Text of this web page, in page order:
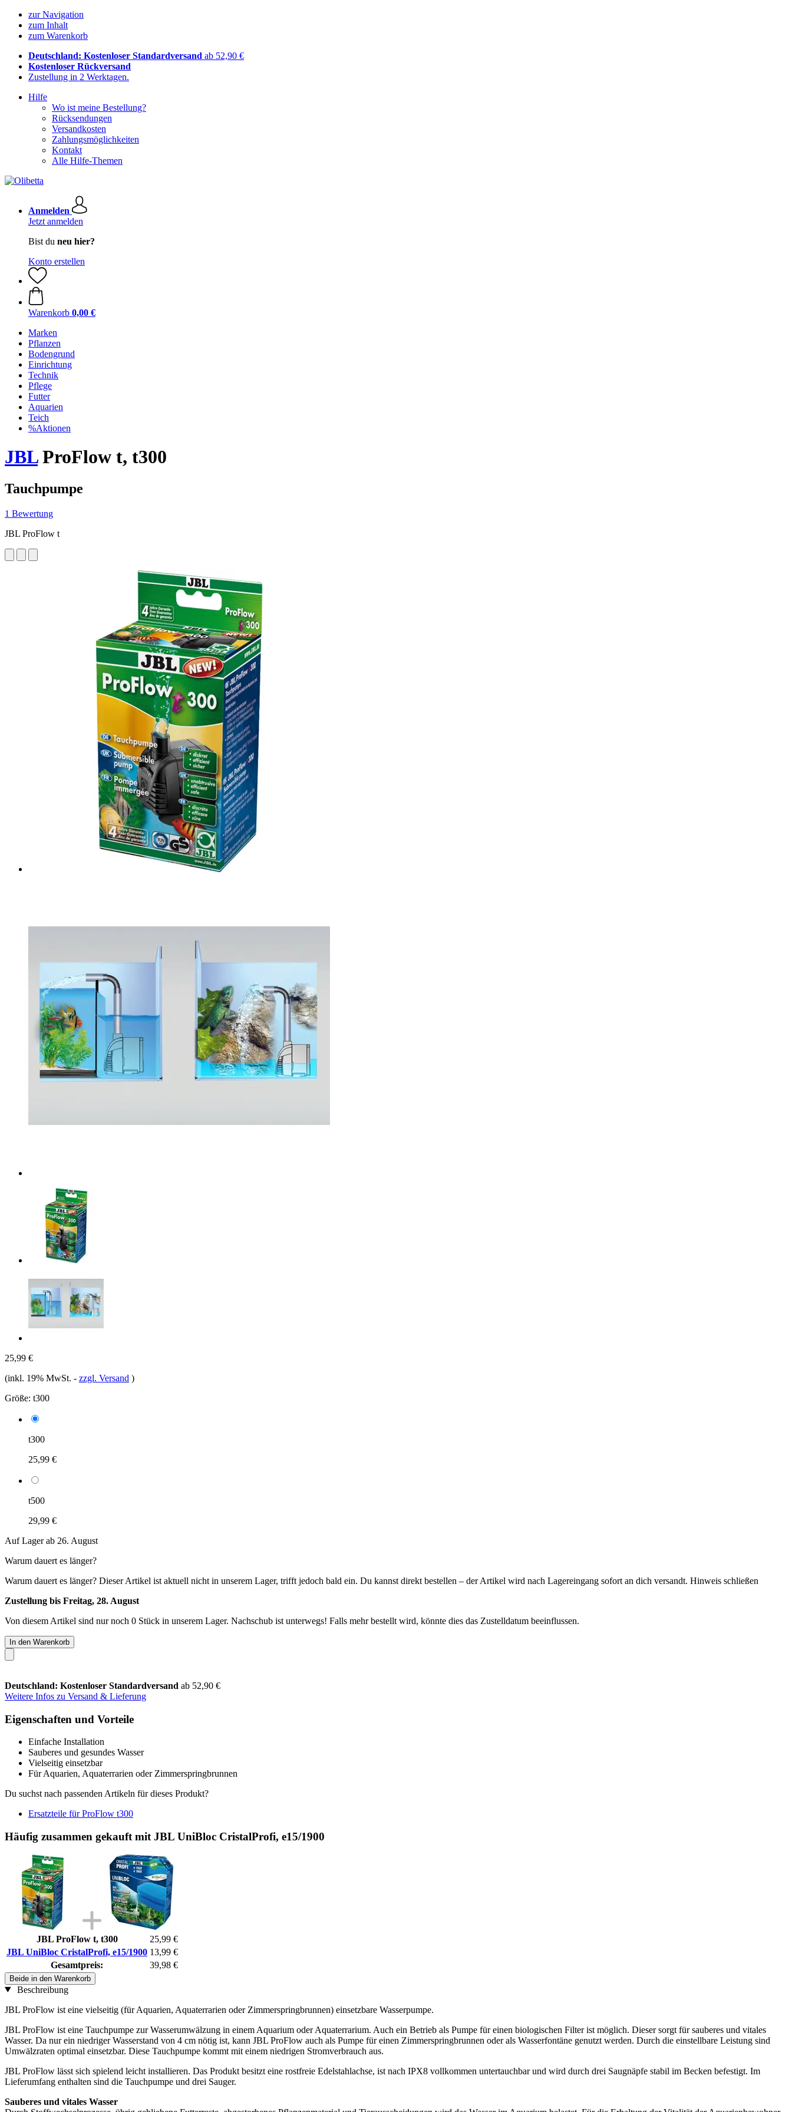
zur Navigation
zum Inhalt
zum Warenkorb
Deutschland: Kostenloser Standardversand ab 52,90 €
Kostenloser Rückversand
Zustellung in 2 Werktagen.
Hilfe
Wo ist meine Bestellung?
Rücksendungen
Versandkosten
Zahlungsmöglichkeiten
Kontakt
Alle Hilfe-Themen
Anmelden
Jetzt anmelden
Bist du neu hier?
Konto erstellen
Warenkorb 0,00 €
Marken
Pflanzen
Bodengrund
Einrichtung
Technik
Pflege
Futter
Aquarien
Teich
%Aktionen
JBLProFlow t, t300
Tauchpumpe
1 Bewertung
JBL ProFlow t
25,99 €
(inkl. 19% MwSt. - zzgl. Versand )
Größe: t300
t300
25,99 €
t500
29,99 €
Auf Lager ab 26. August
Warum dauert es länger?
Warum dauert es länger? Dieser Artikel ist aktuell nicht in unserem Lager, trifft jedoch bald ein. Du kannst direkt bestellen – der Artikel wird nach Lagereingang sofort an dich versandt. Hinweis schließen
Zustellung bis Freitag, 28. August
Von diesem Artikel sind nur noch 0 Stück in unserem Lager. Nachschub ist unterwegs! Falls mehr bestellt wird, könnte dies das Zustelldatum beeinflussen.
In den Warenkorb
Deutschland: Kostenloser Standardversand ab 52,90 €
Weitere Infos zu Versand & Lieferung
Eigenschaften und Vorteile
Einfache Installation
Sauberes und gesundes Wasser
Vielseitig einsetzbar
Für Aquarien, Aquaterrarien oder Zimmerspringbrunnen
Du suchst nach passenden Artikeln für dieses Produkt?
Ersatzteile für ProFlow t300
Häufig zusammen gekauft mit JBL UniBloc CristalProfi, e15/1900
JBL ProFlow t, t300
25,99 €
JBL UniBloc CristalProfi, e15/1900 13,99 €
Gesamtpreis:
39,98 €
Beide in den Warenkorb
Beschreibung
JBL ProFlow ist eine vielseitig (für Aquarien, Aquaterrarien oder Zimmerspringbrunnen) einsetzbare Wasserpumpe.
JBL ProFlow ist eine Tauchpumpe zur Wasserumwälzung in einem Aquarium oder Aquaterrarium. Auch ein Betrieb als Pumpe für einen biologischen Filter ist möglich. Dieser sorgt für sauberes und vitales
Wasser. Da nur ein niedriger Wasserstand von 4 cm nötig ist, kann JBL ProFlow auch als Pumpe für einen Zimmerspringbrunnen oder als Wasserfontäne genutzt werden. Durch die einstellbare Leistung sind
Umwälzraten optimal einsetzbar. Diese Tauchpumpe kommt mit einem niedrigen Stromverbrauch aus.
JBL ProFlow lässt sich spielend leicht installieren. Das Produkt besitzt eine rostfreie Edelstahlachse, ist nach IPX8 vollkommen untertauchbar und wird durch drei Saugnäpfe stabil im Becken befestigt. Im
Lieferumfang enthalten sind die Tauchpumpe und drei Sauger.
Sauberes und vitales Wasser